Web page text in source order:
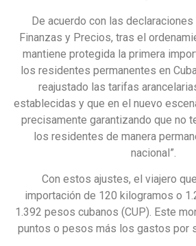
De acuerdo con las
Finanzas y Precios, tras el
mantiene protegida la primera
los residentes permanentes en
reajustado las tarifas
establecidas y que en el nuevo
precisamente garantizando que no
los residentes de manera
nacional”.
Con estos ajustes, el viajero
importación de 120 kilogramos o
1.392 pesos cubanos (CUP). Este
puntos o pesos más los gastos por